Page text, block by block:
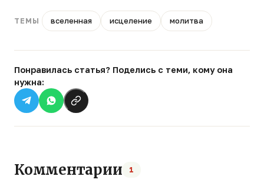
ТЕМЫ вселенная исцеление молитва
Понравилась статья? Поделись с теми, кому она
нужна:
Комментарии 1